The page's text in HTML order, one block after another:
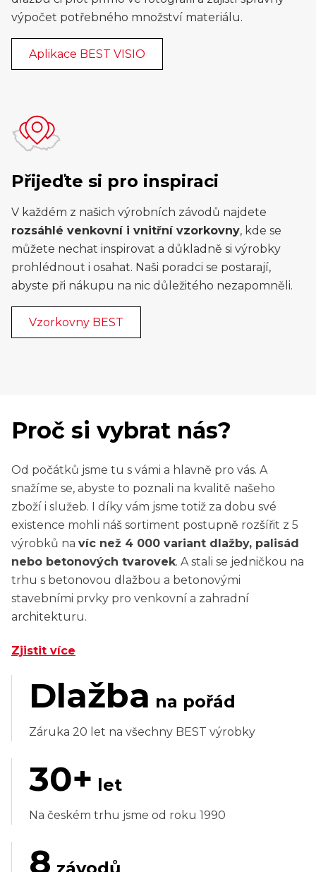
výpočet potřebného množství materiálu.
Aplikace BEST VISIO
Přijeďte si pro inspiraci
V každém z našich výrobních závodů najdete
rozsáhlé venkovní i vnitřní vzorkovny, kde se
můžete nechat inspirovat a důkladně si výrobky
prohlédnout i osahat. Naši poradci se postarají,
abyste při nákupu na nic důležitého nezapomněli.
Vzorkovny BEST
Proč si vybrat nás?
Od počátků jsme tu s vámi a hlavně pro vás. A
snažíme se, abyste to poznali na kvalitě našeho
zboží i služeb. I díky vám jsme totiž za dobu své
existence mohli náš sortiment postupně rozšířit z 5
výrobků na víc než 4 000 variant dlažby, palisád
nebo betonových tvarovek. A stali se jedničkou na
trhu s betonovou dlažbou a betonovými
stavebními prvky pro venkovní a zahradní
architekturu.
Zjistit více
Dlažba na pořád
Záruka 20 let na všechny BEST výrobky
30+ let
Na českém trhu jsme od roku 1990
8